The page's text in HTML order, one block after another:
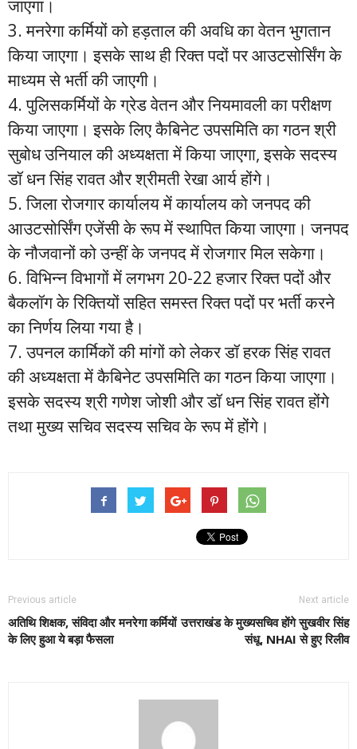
जाएगा।
3. मनरेगा कर्मियों को हड़ताल की अवधि का वेतन भुगतान
किया जाएगा। इसके साथ ही रिक्त पदों पर आउटसोर्सिंग के
माध्यम से भर्ती की जाएगी।
4. पुलिसकर्मियों के ग्रेड वेतन और नियमावली का परीक्षण
किया जाएगा। इसके लिए कैबिनेट उपसमिति का गठन श्री
सुबोध उनियाल की अध्यक्षता में किया जाएगा, इसके सदस्य
डॉ धन सिंह रावत और श्रीमती रेखा आर्य होंगे।
5. जिला रोजगार कार्यालय में कार्यालय को जनपद की
आउटसोर्सिंग एजेंसी के रूप में स्थापित किया जाएगा। जनपद
के नौजवानों को उन्हीं के जनपद में रोजगार मिल सकेगा।
6. विभिन्न विभागों में लगभग 20-22 हजार रिक्त पदों और
बैकलॉग के रिक्तियों सहित समस्त रिक्त पदों पर भर्ती करने
का निर्णय लिया गया है।
7. उपनल कार्मिकों की मांगों को लेकर डॉ हरक सिंह रावत
की अध्यक्षता में कैबिनेट उपसमिति का गठन किया जाएगा।
इसके सदस्य श्री गणेश जोशी और डॉ धन सिंह रावत होंगे
तथा मुख्य सचिव सदस्य सचिव के रूप में होंगे।
Previous article
अतिथि शिक्षक, संविदा और मनरेगा कर्मियों
के लिए हुआ ये बड़ा फैसला
Next article
उत्तराखंड के मुख्यसचिव होंगे सुखवीर सिंह
संधू, NHAI से हुए रिलीव